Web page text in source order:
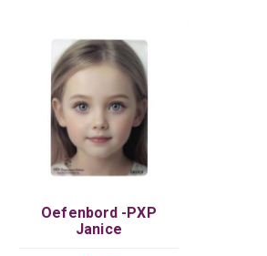
Oefenbord -PXP
Janice